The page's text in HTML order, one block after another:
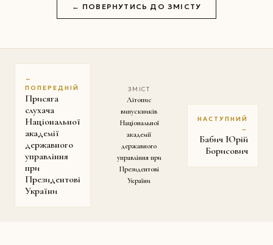
← ПОВЕРНУТИСЬ ДО ЗМІСТУ
←
ПОПЕРЕДНІЙ
Присяга
слухача
Національної
академії
державного
управління
при
Президентові
України
ЗМІСТ
Літопис
випускників
Національної
академії
державного
управління при
Президентові
України
НАСТУПНИЙ
→
Бабич Юрій
Борисович